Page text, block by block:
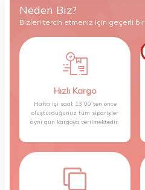
Neden Biz?
Bizleri tercih etmeniz için geçerli
Hızlı Kargo
Hafta içi saat 13:00’ten önce
oluşturduğunuz tüm siparişler
aynı gün kargoya verilmektedir.